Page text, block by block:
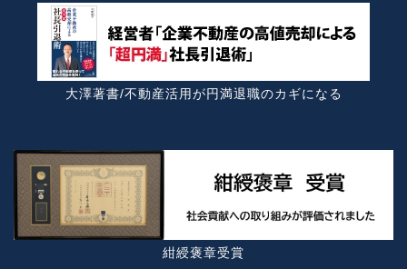
大澤著書/不動産活用が円満退職のカギになる
紺綬褒章受賞